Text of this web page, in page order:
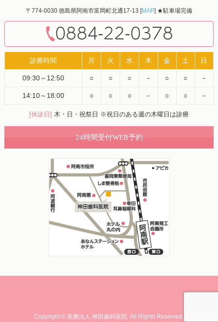
〒774-0030 徳島県阿南市富岡町北通17-13 [MAP] ★駐車場完備
診療時間 月 火 水 木 金 土 日
09:30～12:50 ○ ○ ○ － ○ ○ －
14:10～18:00 ○ ○ ○ － ○ ○ －
[休診日] 木・日・祝祭日 ※祝日のある週の木曜日は診療
24時間受付WEB予約
Copyright © 医療法人 神田歯科医院. All Rights Reserved.